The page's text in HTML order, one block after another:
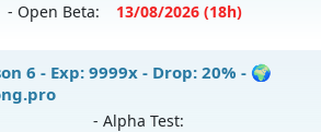
nhất
Webzen
- Open Beta: 13/08/2026 (18h)
for all characters - new
- Mở máy chủ
X1000
6 - Exp: 9999x - Drop: 20% - 🌍
- Alpha Test: